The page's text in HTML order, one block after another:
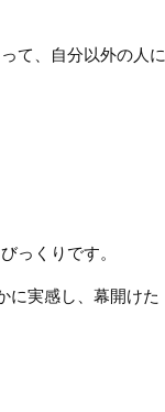
て、自分以外の人に
っくりです。
に実感し、幕開けた